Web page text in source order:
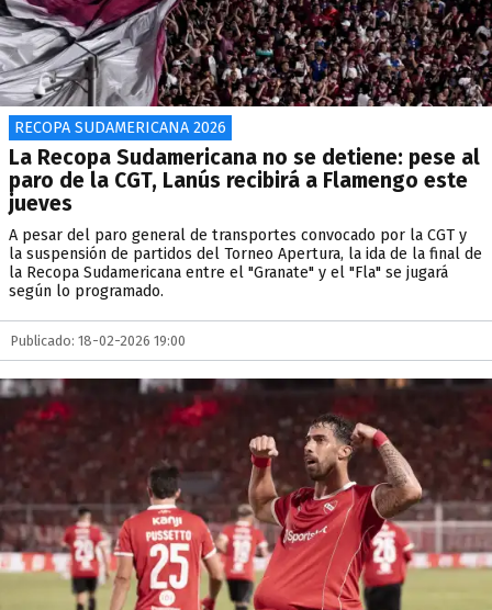
RECOPA SUDAMERICANA 2026
La Recopa Sudamericana no se detiene: pese al
paro de la CGT, Lanús recibirá a Flamengo este
jueves
A pesar del paro general de transportes convocado por la CGT y
la suspensión de partidos del Torneo Apertura, la ida de la final de
la Recopa Sudamericana entre el "Granate" y el "Fla" se jugará
según lo programado.
Publicado: 18-02-2026 19:00